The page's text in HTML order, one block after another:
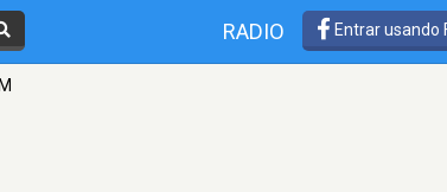
RADIO Entrar usando